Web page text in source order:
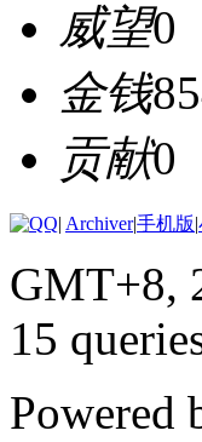
威望0
金钱
贡献0
| Archiver|手机版|
GMT+8,
15
Powered